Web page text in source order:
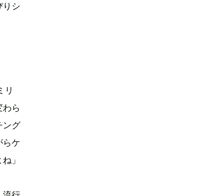
りシ
リ
わら
ング
らケ
」